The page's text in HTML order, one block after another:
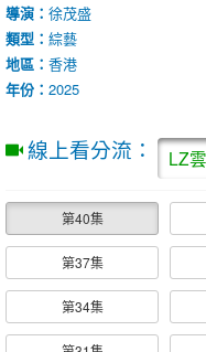
導演： 徐茂盛
類型： 綜藝
地區： 香港
年份： 2025
線上看分流： LZ雲
第40集
第37集
第34集